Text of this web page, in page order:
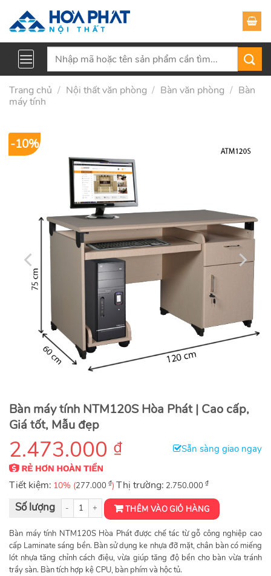
Tìm
Trang chủ / Nội thất văn phòng / Bàn văn phòng / Bàn
máy tính
-10%
Bàn máy tính NTM120S Hòa Phát | Cao cấp,
Giá tốt, Mẫu đẹp
2.473.000 ₫ Sẵn sàng giao ngay
Tiết kiệm: 10% (277.000 ₫) Thị trường: 2.750.000 ₫
BÀN MÁY TÍNH NTM120S số lượngTHÊM VÀO GIỎ HÀNG
Bàn máy tính NTM120S Hòa Phát được chế tác từ gỗ công nghiệp cao
cấp Laminate sáng bền. Bàn sử dụng ke nhựa đỡ mặt, chân bàn có miếng
lót nhựa tăng chỉnh cách điệu, vừa giúp tăng độ bền cho bàn vừa tránh
trầy sàn. Bàn tích hợp kệ CPU, bàn phím và hộc tủ.